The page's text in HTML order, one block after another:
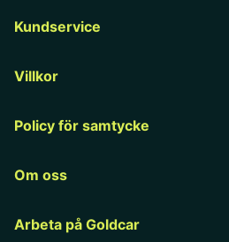
Kundservice
Villkor
Policy för samtycke
Om oss
Arbeta på Goldcar